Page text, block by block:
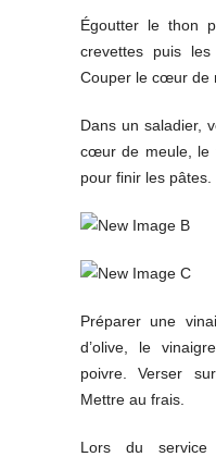
Égoutter le thon
crevettes puis les
Couper le cœur de
Dans un saladier,
cœur de meule, le
pour finir les pâtes.
Préparer une
d’olive, le
poivre. Verser
Mettre au frais.
Lors du service